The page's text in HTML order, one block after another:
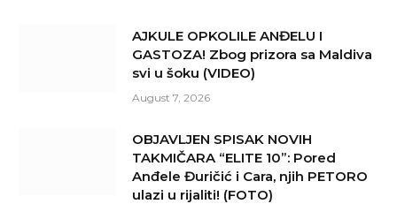
AJKULE OPKOLILE ANĐELU I
GASTOZA! Zbog prizora sa Maldiva
svi u šoku (VIDEO)
August 7, 2026
OBJAVLJEN SPISAK NOVIH
TAKMIČARA “ELITE 10”: Pored
Anđele Đuričić i Cara, njih PETORO
ulazi u rijaliti! (FOTO)